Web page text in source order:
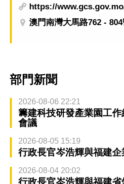
https://
澳門南灣大馬路762 -
部門新聞
2026-08-06 22:21
籌建科技研發產業園工
會議
2026-08-05 15:19
行政長官岑浩輝與福建
2026-08-04 20:02
行政長官岑浩輝與福建